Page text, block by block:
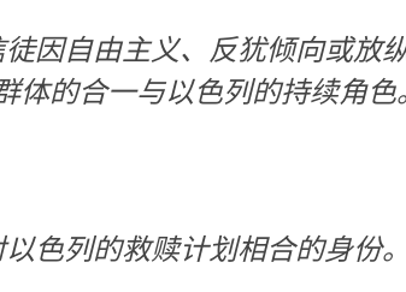
因自由主义、反犹倾向或放
体的合一与以色列的持续角色
以色列的救赎计划相合的身份